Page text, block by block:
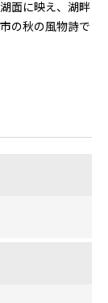
面に映え、湖畔
の秋の風物詩で